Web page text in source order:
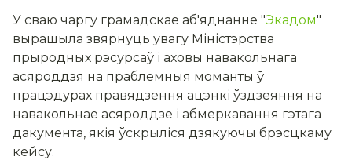
У сваю чаргу грамадскае аб'яднанне "Экадом"
вырашыла звярнуць увагу Міністэрства
прыродных рэсурсаў і аховы навакольнага
асяроддзя на праблемныя моманты ў
працэдурах правядзення ацэнкі ўздзеяння на
навакольнае асяроддзе і абмеркавання гэтага
дакумента, якія ўскрыліся дзякуючы брэсцкаму
кейсу.